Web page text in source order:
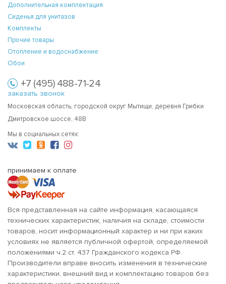
Дополнительная комплектация
Сиденья для унитазов
Комплекты
Прочие товары
Отопление и водоснабжение
Обои
+7 (495) 488-71-24
заказать звонок
Московская область, городской округ Мытищи, деревня Грибки
Дмитровское шоссе, 48В
Мы в социальных сетях:
принимаем к оплате
Вся представленная на сайте информация, касающаяся
технических характеристик, наличия на складе, стоимости
товаров, носит информационный характер и ни при каких
условиях не является публичной офертой, определяемой
положениями ч.2 ст. 437 Гражданского кодекса РФ.
Производители вправе вносить изменения в технические
характеристики, внешний вид и комплектацию товаров без